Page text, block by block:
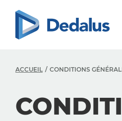
ACCUEIL CONDITIONS